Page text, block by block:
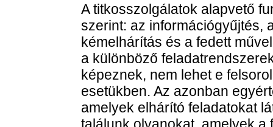
A titkosszolgálatok alapvető
szerint: az információgyűjtés,
kémelhárítás és a fedett
a különböző
képeznek, nem lehet e
esetükben. Az azonban
amelyek elhárító feladatokat